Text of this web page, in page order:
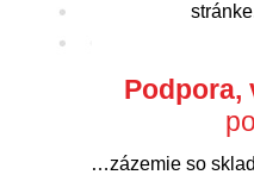
Podpora,
…zázemie so